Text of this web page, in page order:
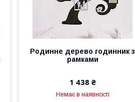
Родинне дерево годинник з
рамками
1 438 ₴
Немає в наявності